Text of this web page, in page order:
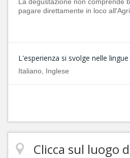
pagare direttamente in loco
L'esperienza si svolge nelle lingue
Italiano, Inglese
Clicca sul luogo